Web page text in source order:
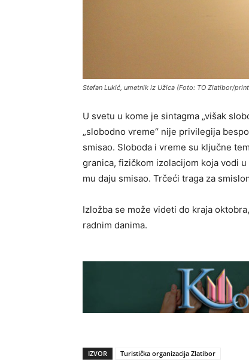
Stefan Lukić, umetnik iz Užica (Foto: TO Zlatibor/
U svetu u kome je sintagma „višak
„slobodno vreme“ nije privilegija
smisao. Sloboda i vreme su ključne
granica, fizičkom izolacijom koja vodi
mu daju smisao. Trčeći traga za
Izložba se može videti do kraja
radnim danima.
IZVOR
Turistička organizacija Zlatibor